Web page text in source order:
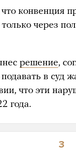
конвенция
через
решение,
в суд
что эти
года.
3